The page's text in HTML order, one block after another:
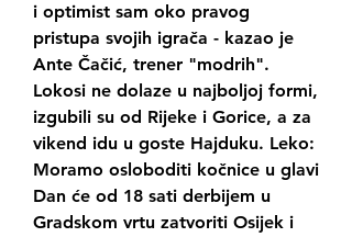
i optimist sam oko pravog
pristupa svojih igrača - kazao je
Ante Čačić, trener "modrih".
Lokosi ne dolaze u najboljoj formi,
izgubili su od Rijeke i Gorice, a za
vikend idu u goste Hajduku. Leko:
Moramo osloboditi kočnice u glavi
Dan će od 18 sati derbijem u
Gradskom vrtu zatvoriti Osijek i